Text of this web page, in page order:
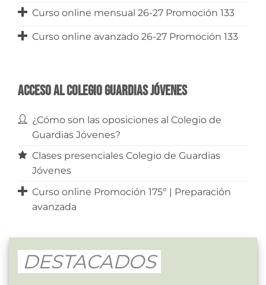
Curso online mensual 26-27 Promoción 133
Curso online avanzado 26-27 Promoción 133
Acceso al Colegio Guardias Jóvenes
¿Cómo son las oposiciones al Colegio de
Guardias Jóvenes?
Clases presenciales Colegio de Guardias
Jóvenes
Curso online Promoción 175º | Preparación
avanzada
DESTACADOS